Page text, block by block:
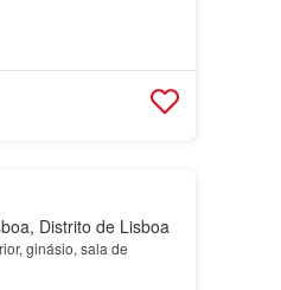
Distrito de Lisboa
ginásio, sala de